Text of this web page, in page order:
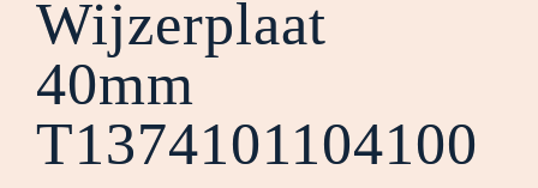
Wijzerplaat
40mm
T1374101104100